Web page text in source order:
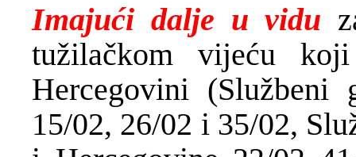
Imajući dalje u vidu
tužilačkom vijeću
Hercegovini (Službeni
15/02, 26/02 i 35/02,